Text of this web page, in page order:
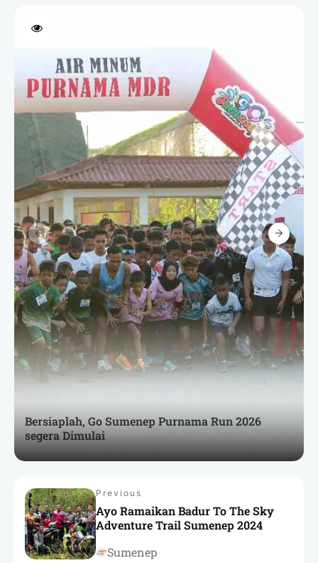
Bersiaplah, Go Sumenep Purnama Run 2026
segera Dimulai
Previous
Ayo Ramaikan Badur To The Sky
Adventure Trail Sumenep 2024
Sumenep